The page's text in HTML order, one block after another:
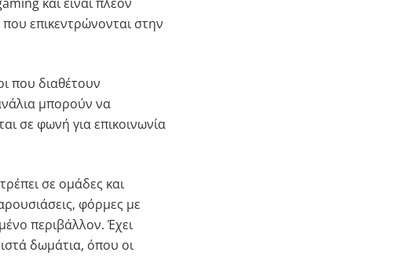
επικεντρώνονται στην
που διαθέτουν
μπορούν να
σε φωνή για επικοινωνία
σε ομάδες και
φόρμες με
περιβάλλον. Έχει
δωμάτια, όπου οι